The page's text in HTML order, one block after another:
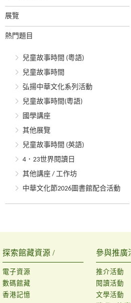
展覽
熱門題目
兒童故事時間 (粵語)
兒童故事時間
弘揚中華文化系列活動
兒童故事時間(粵語)
國學講座
其他展覽
兒童故事時間 (英語)
4．23世界閱讀日
其他講座 / 工作坊
中華文化節2026圖書館配合活動
探索館藏資源 /
電子資源
數碼館藏
香港記憶
參與推廣
推介活動
閱讀活動
文學活動